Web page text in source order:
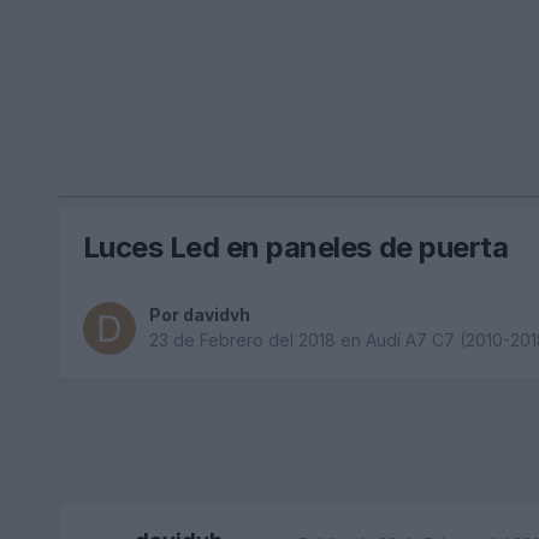
Luces Led en paneles de puerta
Por davidvh
23 de Febrero del 2018 en Audi A7 C7 (2010-